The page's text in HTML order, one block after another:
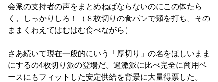
会派の支持者の声をまとめねばならないのにこの体たら
く。しっかりしろ！（８枚切りの食パンで頬を打ち、その
ままくわえてはむはむ食べながら）
さあ続いて現在一般的にいう「厚切り」の名をほしいまま
にするの4枚切り派の登場だ。過激派に比べ完全に商用ベ
ースにもフィットした安定供給を背景に大量得票した。